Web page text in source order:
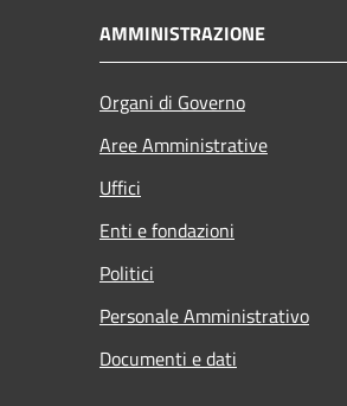
AMMINISTRAZIONE
Organi di Governo
Aree Amministrative
Uffici
Enti e fondazioni
Politici
Personale Amministrativo
Documenti e dati